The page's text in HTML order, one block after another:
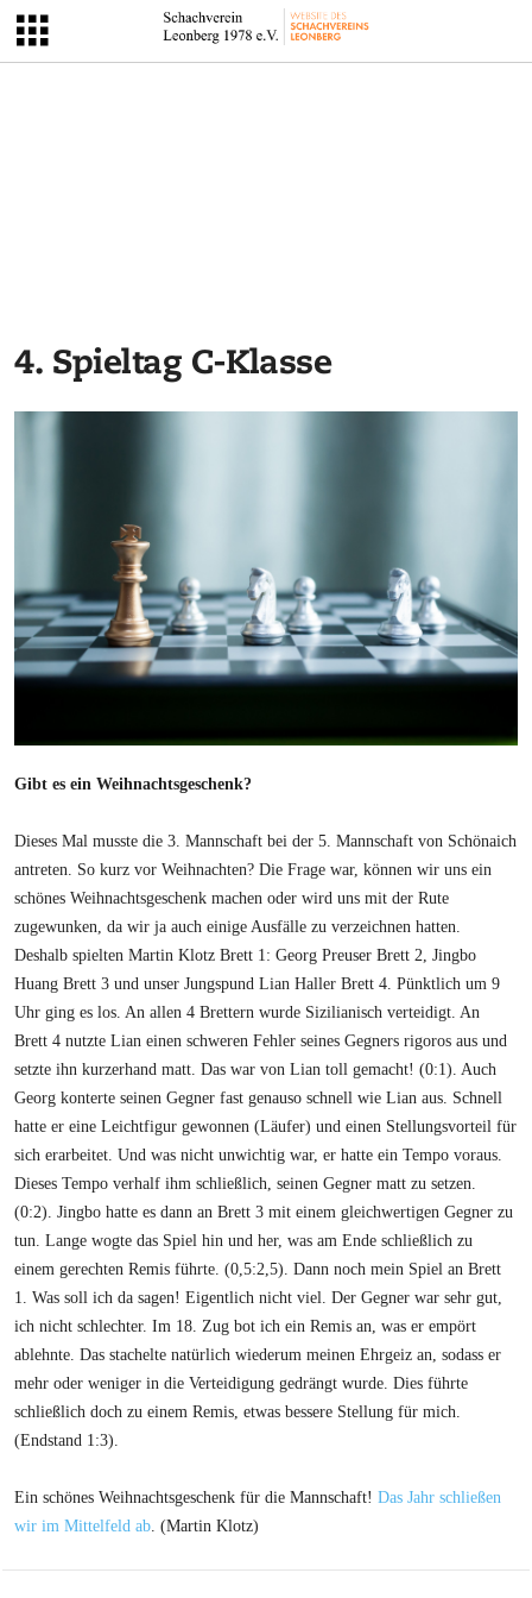
4. Spieltag C-Klasse
Gibt es ein Weihnachtsgeschenk?
Dieses Mal musste die 3. Mannschaft bei der 5. Mannschaft von Schönaich
antreten. So kurz vor Weihnachten? Die Frage war, können wir uns ein
schönes Weihnachtsgeschenk machen oder wird uns mit der Rute
zugewunken, da wir ja auch einige Ausfälle zu verzeichnen hatten.
Deshalb spielten Martin Klotz Brett 1: Georg Preuser Brett 2, Jingbo
Huang Brett 3 und unser Jungspund Lian Haller Brett 4. Pünktlich um 9
Uhr ging es los. An allen 4 Brettern wurde Sizilianisch verteidigt. An
Brett 4 nutzte Lian einen schweren Fehler seines Gegners rigoros aus und
setzte ihn kurzerhand matt. Das war von Lian toll gemacht! (0:1). Auch
Georg konterte seinen Gegner fast genauso schnell wie Lian aus. Schnell
hatte er eine Leichtfigur gewonnen (Läufer) und einen Stellungsvorteil für
sich erarbeitet. Und was nicht unwichtig war, er hatte ein Tempo voraus.
Dieses Tempo verhalf ihm schließlich, seinen Gegner matt zu setzen.
(0:2). Jingbo hatte es dann an Brett 3 mit einem gleichwertigen Gegner zu
tun. Lange wogte das Spiel hin und her, was am Ende schließlich zu
einem gerechten Remis führte. (0,5:2,5). Dann noch mein Spiel an Brett
1. Was soll ich da sagen! Eigentlich nicht viel. Der Gegner war sehr gut,
ich nicht schlechter. Im 18. Zug bot ich ein Remis an, was er empört
ablehnte. Das stachelte natürlich wiederum meinen Ehrgeiz an, sodass er
mehr oder weniger in die Verteidigung gedrängt wurde. Dies führte
schließlich doch zu einem Remis, etwas bessere Stellung für mich.
(Endstand 1:3).
Ein schönes Weihnachtsgeschenk für die Mannschaft!Das Jahr schließen
wir im Mittelfeld ab. (Martin Klotz)